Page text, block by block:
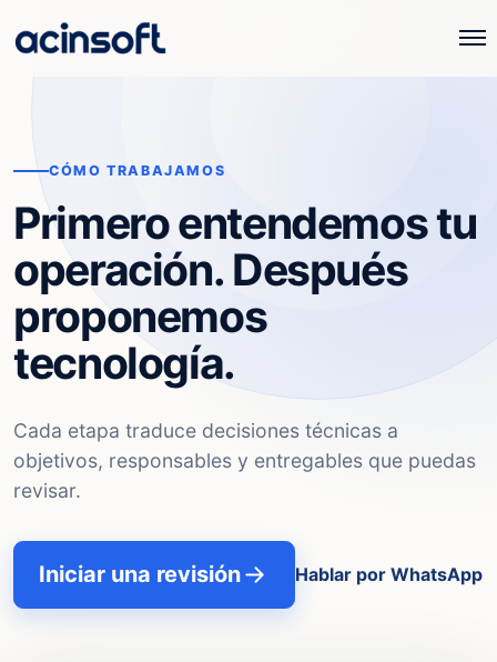
CÓMO TRABAJAMOS
Primero entendemos tu
operación. Después
proponemos
tecnología.
Cada etapa traduce decisiones técnicas a
objetivos, responsables y entregables que puedas
revisar.
Iniciar una revisión Hablar por WhatsApp